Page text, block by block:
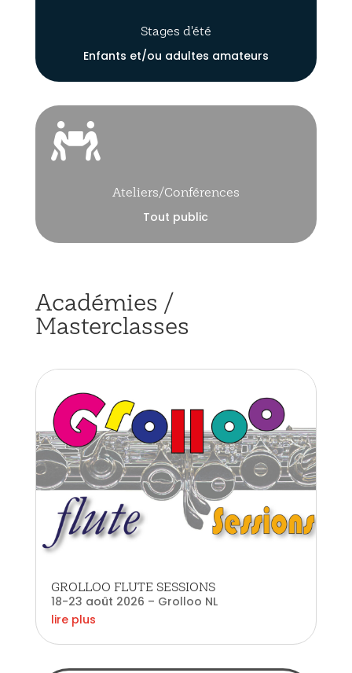
Stages d'été
Enfants et/ou adultes amateurs

Ateliers/Conférences
Tout public
Académies /
Masterclasses
GROLLOO FLUTE SESSIONS
18-23 août 2026 – Grolloo NL
lire plus